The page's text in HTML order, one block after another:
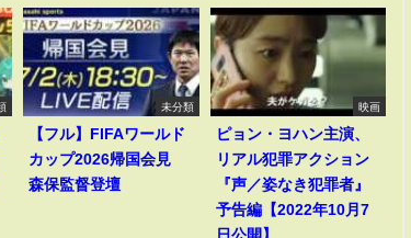
未分類
【フル】FIFAワールド
カップ2026帰国会見
森保監督登壇
映画
ピョン・ヨハン主演、
リアル犯罪アクション
『声／姿なき犯罪者』
予告編【2022年10月7
日公開】